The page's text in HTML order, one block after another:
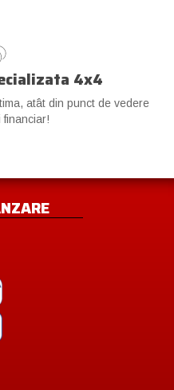
4x4
atât din punct de vedere
financiar!